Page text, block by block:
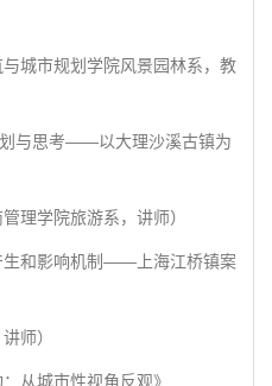
城市规划学院风景园林系，教
与思考——以大理沙溪古镇为
学院旅游系，讲师）
和影响机制——上海江桥镇案
师）
城市性视角反观》